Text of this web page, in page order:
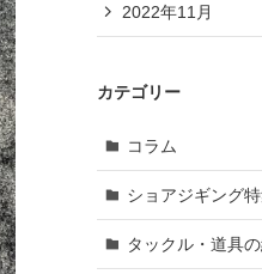
2022年11月
カテゴリー
コラム
ショアジギング
タックル・道具